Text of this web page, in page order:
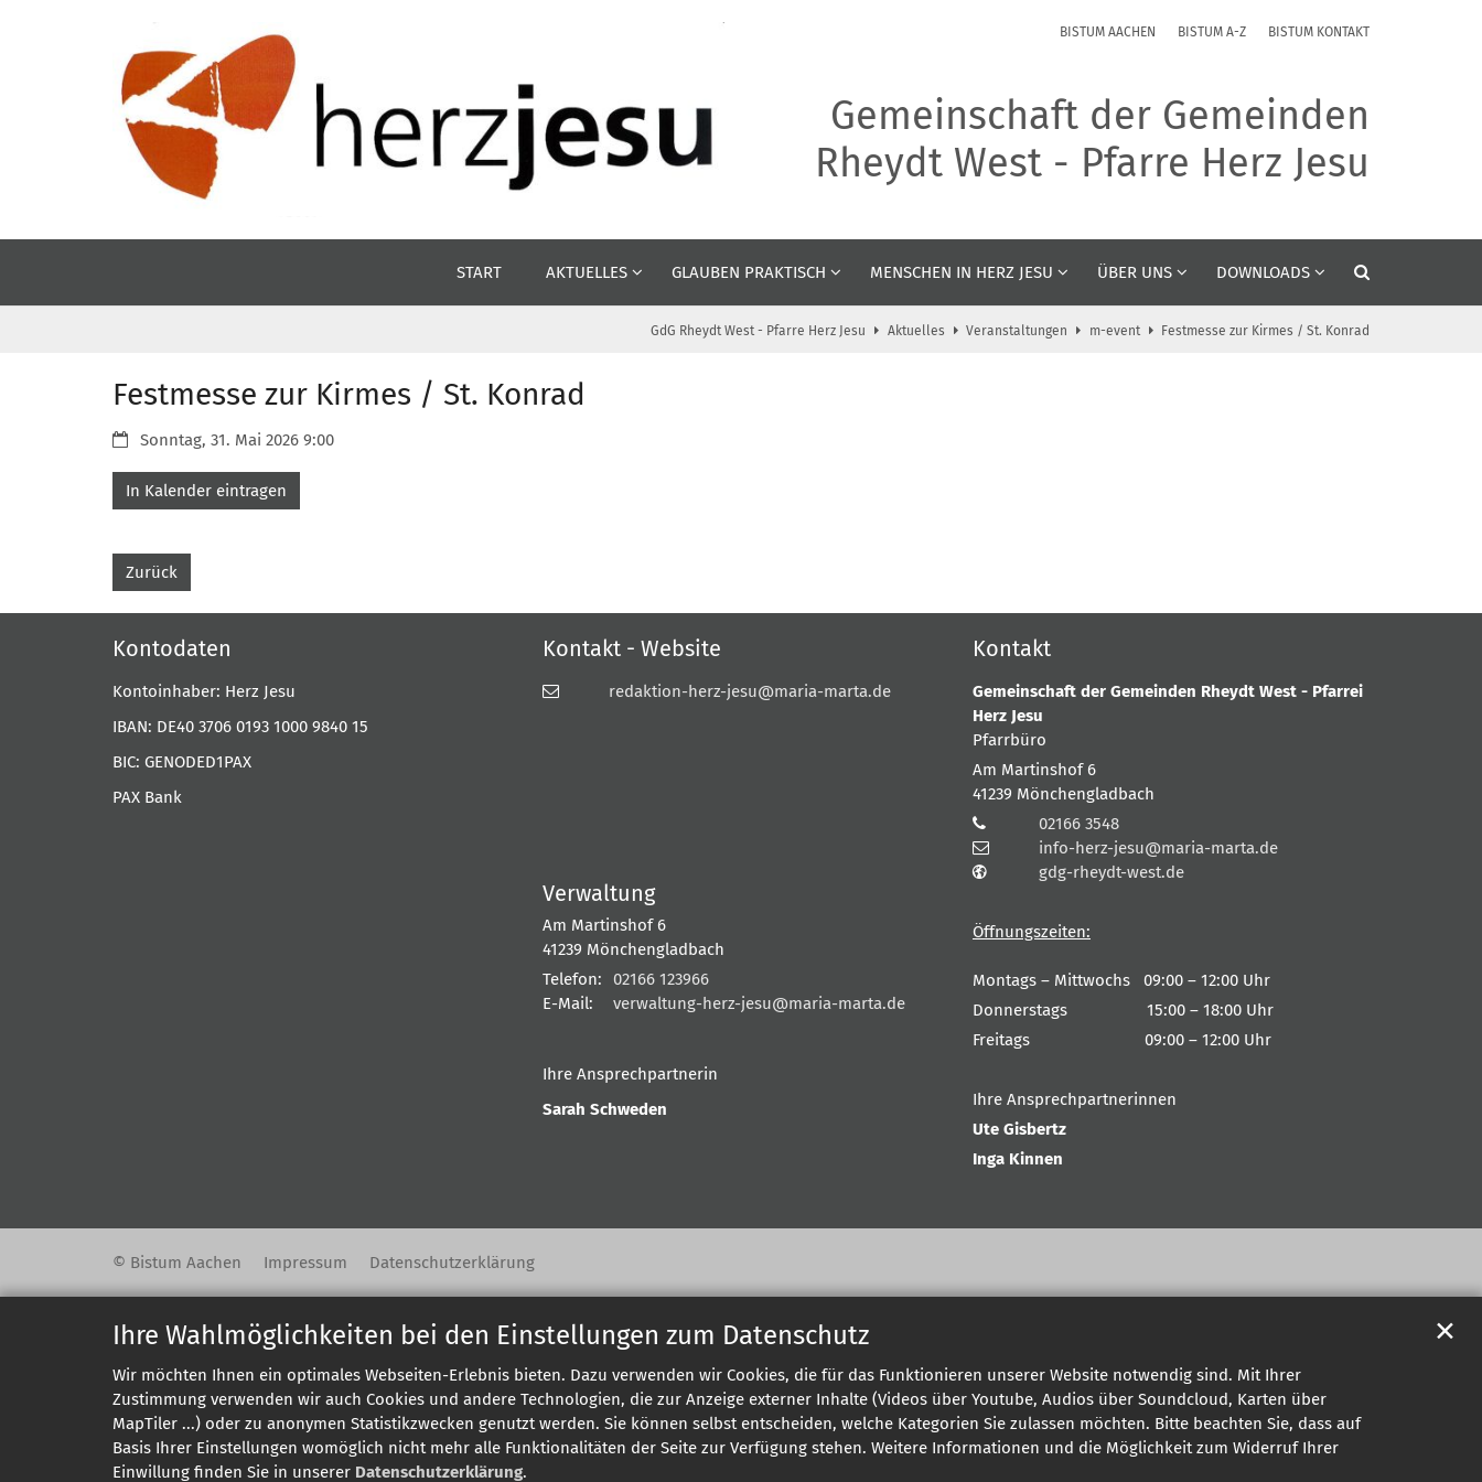
Ihre Wahlmöglichkeiten bei den Einstellungen zum Datenschutz
Wir möchten Ihnen ein optimales Webseiten-Erlebnis bieten. Dazu verwenden wir Cookies, die für das Funktionieren unserer Website notwendig sind. Mit Ihrer
Zustimmung verwenden wir auch Cookies und andere Technologien, die zur Anzeige externer Inhalte (Videos über Youtube, Audios über Soundcloud, Karten über
MapTiler ...) oder zu anonymen Statistikzwecken genutzt werden. Sie können selbst entscheiden, welche Kategorien Sie zulassen möchten. Bitte beachten Sie, dass auf
Basis Ihrer Einstellungen womöglich nicht mehr alle Funktionalitäten der Seite zur Verfügung stehen. Weitere Informationen und die Möglichkeit zum Widerruf Ihrer
Einwillung finden Sie in unserer Datenschutzerklärung.
✕
BISTUM AACHEN BISTUM A-Z BISTUM KONTAKT
Gemeinschaft der Gemeinden
Rheydt West - Pfarre Herz Jesu
START AKTUELLES GLAUBEN PRAKTISCH MENSCHEN IN HERZ JESU ÜBER UNS DOWNLOADS
GdG Rheydt West - Pfarre Herz Jesu Aktuelles Veranstaltungen m-event Festmesse zur Kirmes / St. Konrad
Festmesse zur Kirmes / St. Konrad
Datum:Sonntag, 31. Mai 2026 9:00
In Kalender eintragen
Zurück
Kontodaten
Kontoinhaber: Herz Jesu
IBAN: DE40 3706 0193 1000 9840 15
BIC: GENODED1PAX
PAX Bank
Kontakt - Website
redaktion-herz-jesu@maria-marta.de
Verwaltung
Am Martinshof 6
41239 Mönchengladbach
Telefon:
02166 123966
E-Mail:
verwaltung-herz-jesu@maria-marta.de
Ihre Ansprechpartnerin
Sarah Schweden
Kontakt
Gemeinschaft der Gemeinden Rheydt West - Pfarrei
Herz Jesu
Pfarrbüro
Am Martinshof 6
41239 Mönchengladbach
02166 3548
info-herz-jesu@maria-marta.de
gdg-rheydt-west.de
Öffnungszeiten:
Montags – Mittwochs 09:00 – 12:00 Uhr
Donnerstags 15:00 – 18:00 Uhr
Freitags 09:00 – 12:00 Uhr
Ihre Ansprechpartnerinnen
Ute Gisbertz
Inga Kinnen
© Bistum Aachen Impressum Datenschutzerklärung